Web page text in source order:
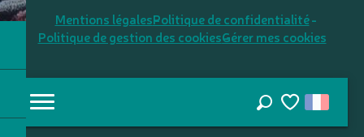
Voir les
Mentions légalesPolitique de confidentialité
Politique de gestion des cookiesGérer mes cookies